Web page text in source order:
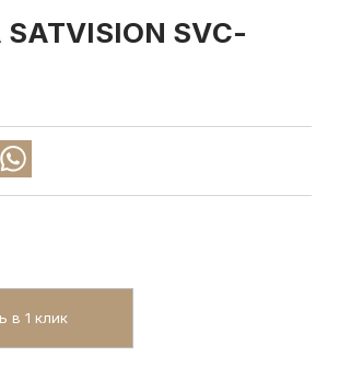
SVС-
в 1 клик